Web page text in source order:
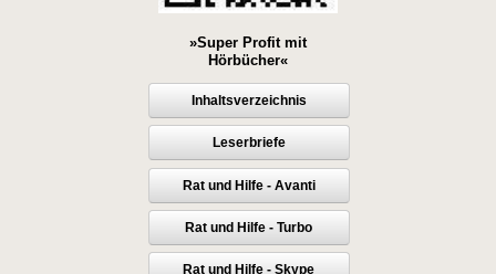
»Super Profit mit
Hörbücher«
Inhaltsverzeichnis
Leserbriefe
Rat und Hilfe - Avanti
Rat und Hilfe - Turbo
Rat und Hilfe - Skype